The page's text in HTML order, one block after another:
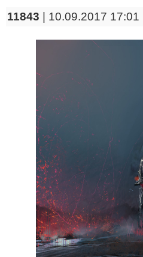
11843 | 10.09.2017 17:01 |